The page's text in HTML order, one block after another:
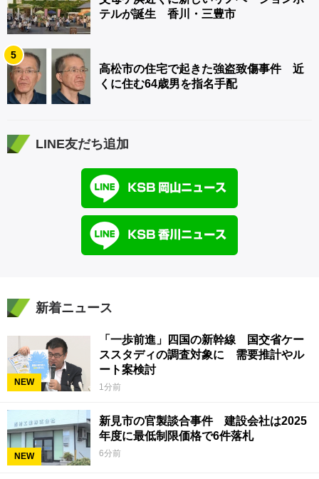
テルが誕生 香川・三豊市
5
高松市の住宅で起きた強盗致傷事件 近
くに住む64歳男を指名手配
LINE友だち追加
新着ニュース
NEW
「一歩前進」四国の新幹線 国交省ケー
ススタディの調査対象に 需要推計やル
ート案検討
1分前
NEW
新見市の官製談合事件 建設会社は2025
年度に最低制限価格で6件落札
6分前